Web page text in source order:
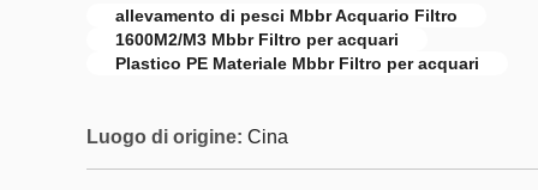
allevamento di pesci Mbbr Acquario Filtro
1600M2/M3 Mbbr Filtro per acquari
Plastico PE Materiale Mbbr Filtro per acquari
Luogo di origine: Cina